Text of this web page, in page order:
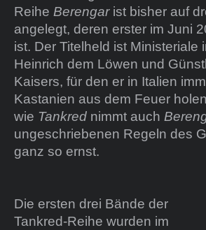
Reihe Berengar ist bisher auf
angelegt, deren erster im Juni
ist. Der Titelheld ist Ministeriale
Heinrich dem Löwen und
Kaisers, für den er in Italien
Kastanien aus dem Feuer
wie Tankred nimmt auch
ungeschriebenen Regeln des
ganz so ernst.
Die ersten drei Bände der
Tankred-Reihe wurden im